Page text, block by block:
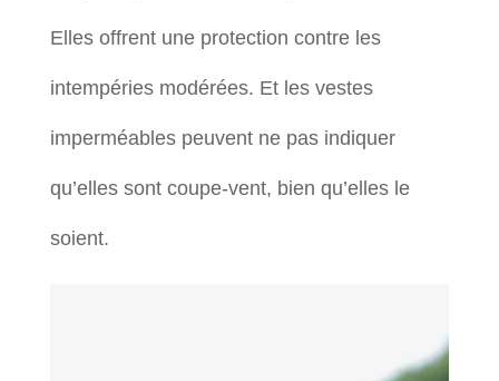
Elles offrent une protection contre les
intempéries modérées. Et les vestes
imperméables peuvent ne pas indiquer
qu’elles sont coupe-vent, bien qu’elles le
soient.